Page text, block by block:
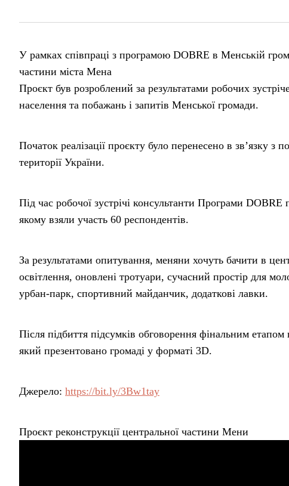
У рамках співпраці з програмою DOBRE в Менській
частини міста Мена
Проєкт був розроблений за результатами робочих
населення та побажань і запитів Менської громади.
Початок реалізації проєкту було перенесено в зв’язку з
території України.
Під час робочої зустрічі консультанти Програми
якому взяли участь 60 респондентів.
За результатами опитування, меняни хочуть бачити в
освітлення, оновлені тротуари, сучасний простір для
урбан-парк, спортивний майданчик, додаткові лавки.
Після підбиття підсумків обговорення фінальним
який презентовано громаді у форматі 3D.
Джерело: https://bit.ly/3Bw1tay
Проєкт реконструкції центральної частини Мени